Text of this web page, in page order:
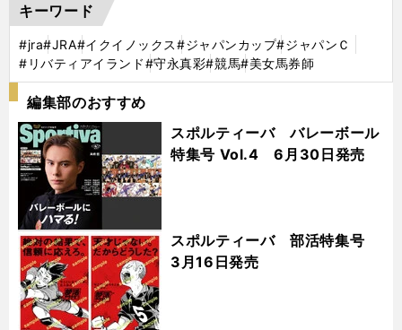
キーワード
#jra#JRA#イクイノックス#ジャパンカップ#ジャパンＣ
#リバティアイランド#守永真彩#競馬#美女馬券師
編集部のおすすめ
スポルティーバ バレーボール
特集号 Vol.4 6月30日発売
スポルティーバ 部活特集号
3月16日発売